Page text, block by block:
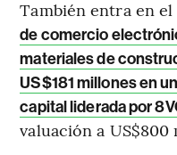
También entra en
de comercio
materiales de
US$181 millones en
capital liderada por
valuación a US$800